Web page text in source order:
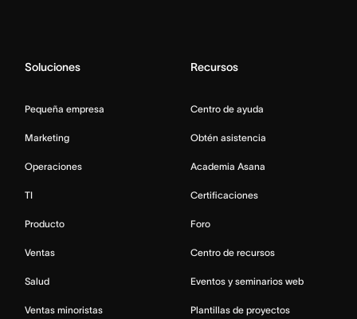
Soluciones
Pequeña empresa
Marketing
Operaciones
TI
Producto
Ventas
Salud
Ventas minoristas
Recursos
Centro de ayuda
Obtén asistencia
Academia Asana
Certificaciones
Foro
Centro de recursos
Eventos y seminarios web
Plantillas de proyectos